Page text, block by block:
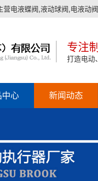
电液蝶阀,液动球阀,电液动
专注
打造电动
中心 新闻动态